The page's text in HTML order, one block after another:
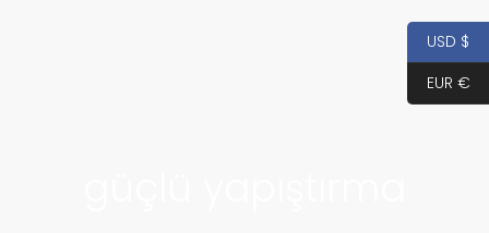
USD $
EUR €